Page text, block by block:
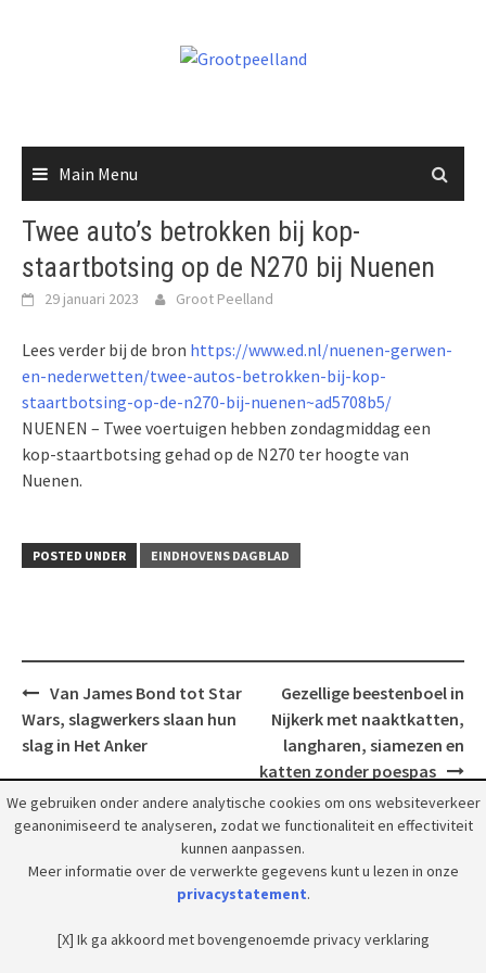
Main Menu
Twee auto’s betrokken bij kop-
staartbotsing op de N270 bij Nuenen
29 januari 2023 Groot Peelland
Lees verder bij de bron https://www.ed.nl/nuenen-gerwen-
en-nederwetten/twee-autos-betrokken-bij-kop-
staartbotsing-op-de-n270-bij-nuenen~ad5708b5/
NUENEN – Twee voertuigen hebben zondagmiddag een
kop-staartbotsing gehad op de N270 ter hoogte van
Nuenen.
POSTED UNDER EINDHOVENS DAGBLAD
Post
navigation
Van James Bond tot Star
Wars, slagwerkers slaan hun
slag in Het Anker
Gezellige beestenboel in
Nijkerk met naaktkatten,
langharen, siamezen en
katten zonder poespas
© 2018 Grootpeelland. Alle rechten voorbehouden.
We gebruiken onder andere analytische cookies om ons websiteverkeer
geanonimiseerd te analyseren, zodat we functionaliteit en effectiviteit
kunnen aanpassen.
Meer informatie over de verwerkte gegevens kunt u lezen in onze
privacystatement.
[X] Ik ga akkoord met bovengenoemde privacy verklaring